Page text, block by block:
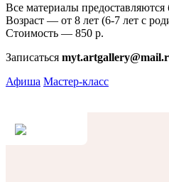
Все материалы предоставляются
Возраст — от 8 лет (6-7 лет с
Стоимость — 850 р.
Записаться
Афиша Мастер-класс